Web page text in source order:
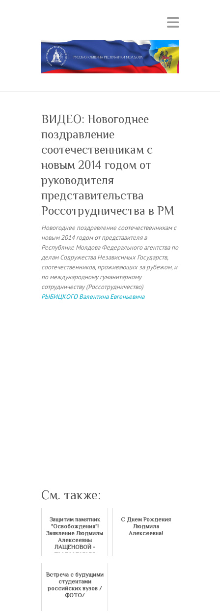
ВИДЕО: Новогоднее
поздравление
соотечественникам с
новым 2014 годом от
руководителя
представительства
Россотрудничества в РМ
Новогоднее поздравление соотечественникам с
новым 2014 годом от представителя в
Республике Молдова Федерального агентства по
делам Содружества Независимых Государств,
соотечественников, проживающих за рубежом, и
по международному гуманитарному
сотрудничеству (Россотрудничество)
РЫБИЦКОГО Валентина Евгеньевича
См. также:
Защитим памятник
"Освобождения"!
Заявление Людмилы
Алексеевны
ЛАЩЕНОВОЙ -
председателя
С Днем Рождения
Людмила
Алексеевна!
Встреча с будущими
студентами
российских вузов /
ФОТО/